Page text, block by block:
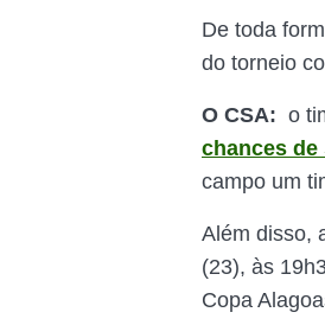
De toda
do torneio
O CSA: o
chances
campo um
Além disso,
(23), às
Copa